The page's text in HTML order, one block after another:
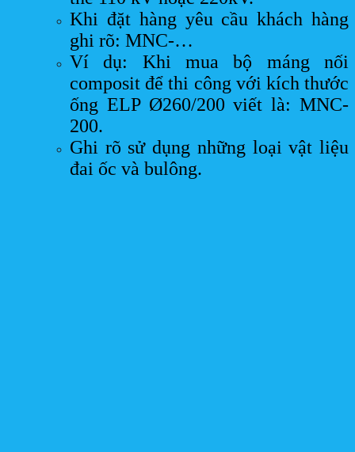
Khi đặt hàng yêu cầu khách hàng
ghi rõ: MNC-…
Ví dụ: Khi mua bộ máng nối
composit để thi công với kích thước
ống ELP Ø260/200 viết là: MNC-
200.
Ghi rõ sử dụng những loại vật liệu
đai ốc và bulông.